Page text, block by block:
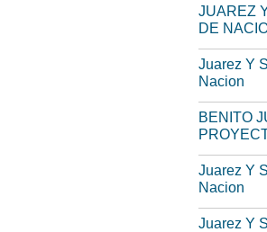
JUAREZ
DE
Juarez Y
Nacion
BENITO
Juarez Y
Nacion
Juarez Y